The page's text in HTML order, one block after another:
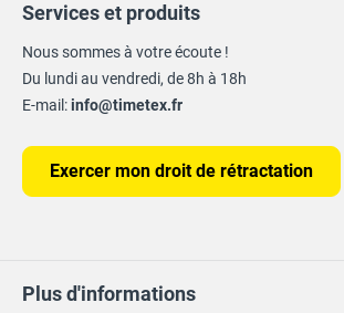
Services et produits
Nous sommes à votre écoute !
Du lundi au vendredi, de 8h à 18h
E-mail:info@timetex.fr
Exercer mon droit de rétractation
Plus d'informations